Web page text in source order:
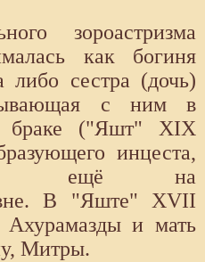
зороастризма
как богиня
либо сестра (дочь)
с ним в
браке ("Яшт" XIX
инцеста,
ещё на
В "Яште" XVII
и мать
Митры.